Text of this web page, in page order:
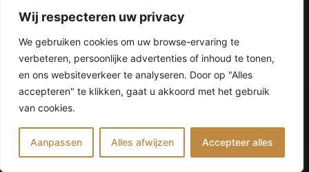
Wij respecteren uw privacy
We gebruiken cookies om uw browse-ervaring te
verbeteren, persoonlijke advertenties of inhoud te tonen,
en ons websiteverkeer te analyseren. Door op "Alles
accepteren" te klikken, gaat u akkoord met het gebruik
van cookies.
Aanpassen Alles afwijzen Accepteer alles
Prijs berekenen Offerte
Hoe kunnen we u helpen?
Privacyverklaring
Epoxy vloer
Epoxy vloer laten leggen
Epoxy vloer prijs
Epoxy vloer vs gietvloer
Epoxy vloer kleuren
Gietvloer kleuren
Epoxy vloer antislip